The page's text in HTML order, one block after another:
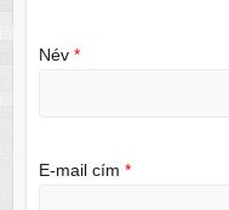
Név *
E-mail cím *